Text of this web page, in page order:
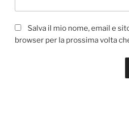
Salva il mio nome, email e
browser per la prossima volta